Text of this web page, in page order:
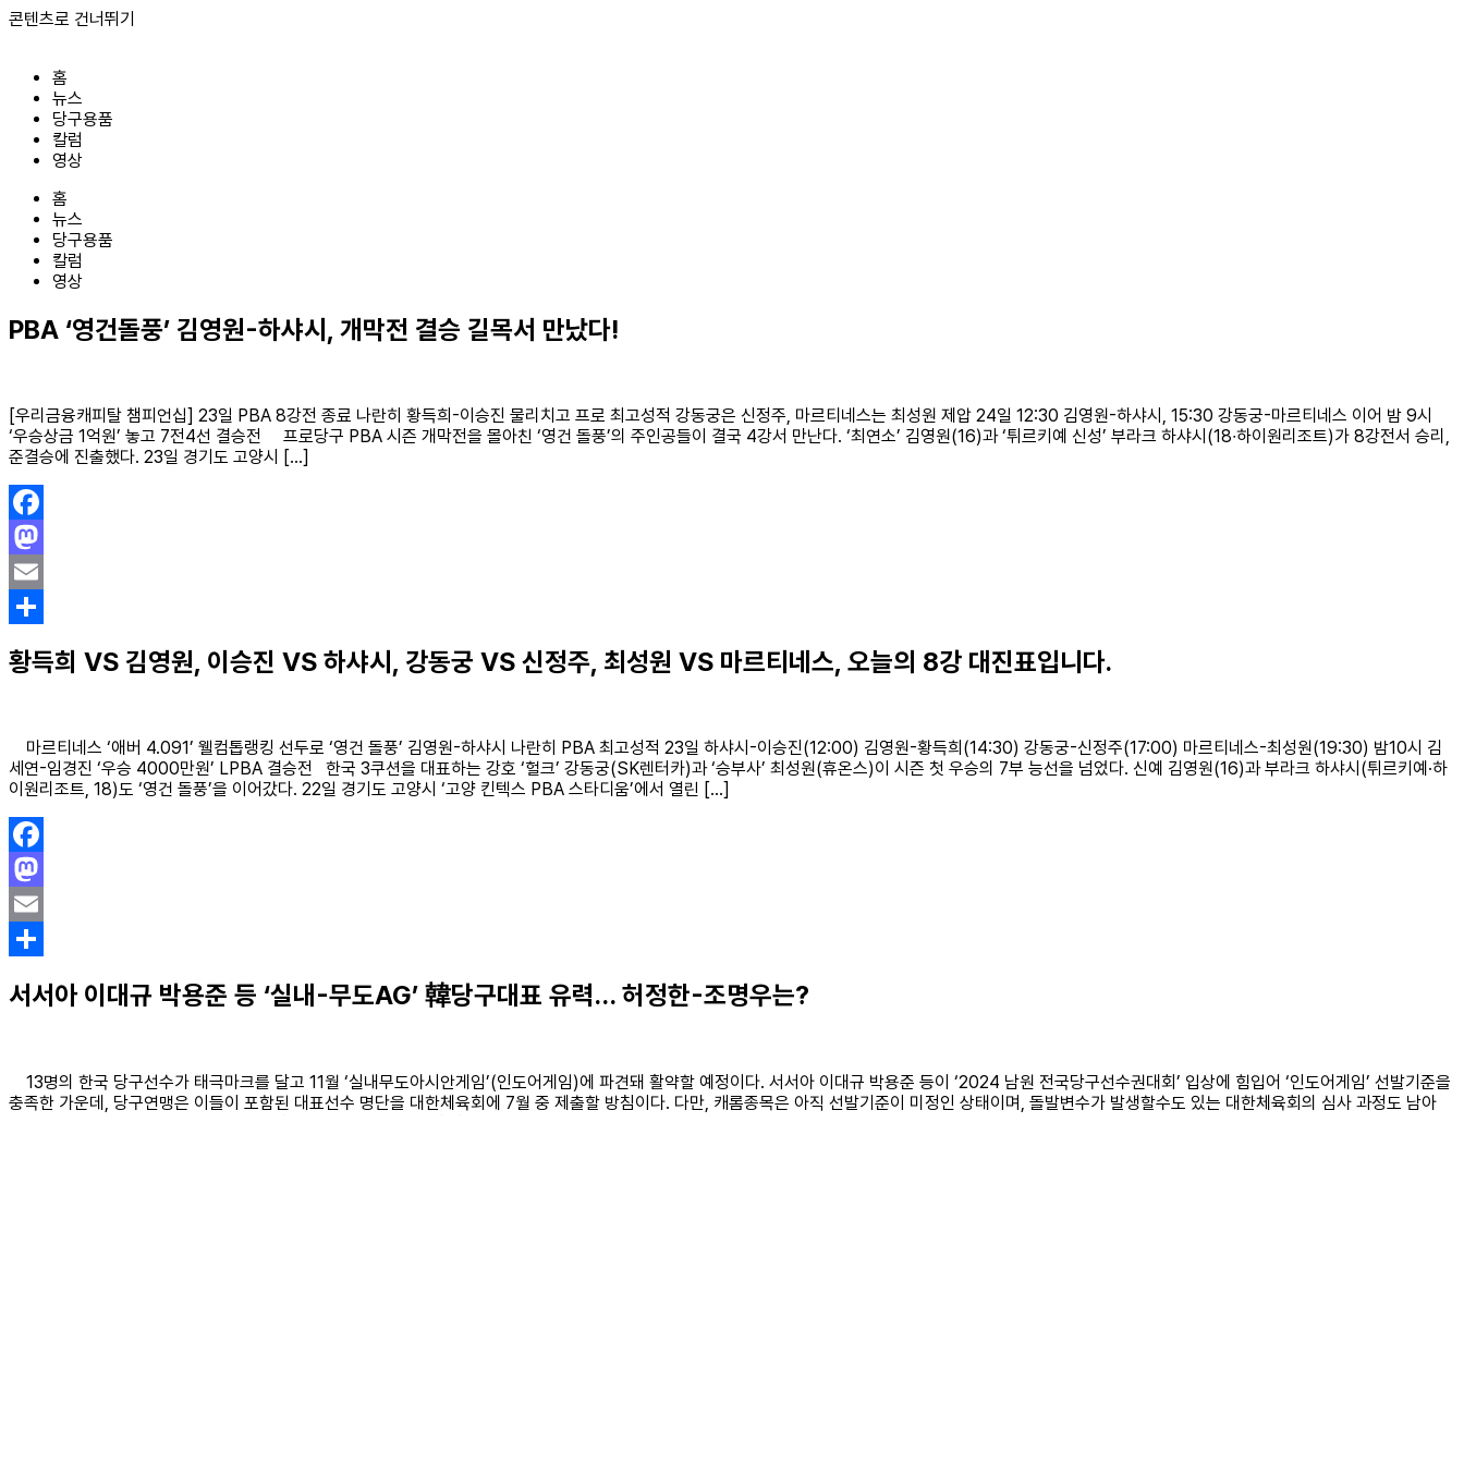
콘텐츠로 건너뛰기
홈
뉴스
당구용품
칼럼
영상
홈
뉴스
당구용품
칼럼
영상
PBA ‘영건돌풍’ 김영원-하샤시, 개막전 결승 길목서 만났다!
[우리금융캐피탈 챔피언십] 23일 PBA 8강전 종료 나란히 황득희-이승진 물리치고 프로 최고성적 강동궁은 신정주, 마르티네스는 최성원 제압 24일 12:30 김영원-하샤시, 15:30 강동궁-마르티네스 이어 밤 9시
‘우승상금 1억원’ 놓고 7전4선 결승전 프로당구 PBA 시즌 개막전을 몰아친 ‘영건 돌풍’의 주인공들이 결국 4강서 만난다. ‘최연소’ 김영원(16)과 ‘튀르키예 신성’ 부라크 하샤시(18∙하이원리조트)가 8강전서 승리,
준결승에 진출했다. 23일 경기도 고양시 […]
Facebook
Mastodon
Email
황득희 VS 김영원, 이승진 VS 하샤시, 강동궁 VS 신정주, 최성원 VS 마르티네스, 오늘의 8강 대진표입니다.
마르티네스 ‘애버 4.091’ 웰컴톱랭킹 선두로 ‘영건 돌풍’ 김영원-하샤시 나란히 PBA 최고성적 23일 하샤시-이승진(12:00) 김영원-황득희(14:30) 강동궁-신정주(17:00) 마르티네스-최성원(19:30) 밤10시 김
세연-임경진 ‘우승 4000만원’ LPBA 결승전 한국 3쿠션을 대표하는 강호 ‘헐크’ 강동궁(SK렌터카)과 ‘승부사’ 최성원(휴온스)이 시즌 첫 우승의 7부 능선을 넘었다. 신예 김영원(16)과 부라크 하샤시(튀르키예·하
이원리조트, 18)도 ‘영건 돌풍’을 이어갔다. 22일 경기도 고양시 ‘고양 킨텍스 PBA 스타디움’에서 열린 […]
Facebook
Mastodon
Email
서서아 이대규 박용준 등 ‘실내-무도AG’ 韓당구대표 유력… 허정한-조명우는?
13명의 한국 당구선수가 태극마크를 달고 11월 ‘실내무도아시안게임’(인도어게임)에 파견돼 활약할 예정이다. 서서아 이대규 박용준 등이 ‘2024 남원 전국당구선수권대회’ 입상에 힘입어 ‘인도어게임’ 선발기준을
충족한 가운데, 당구연맹은 이들이 포함된 대표선수 명단을 대한체육회에 7월 중 제출할 방침이다. 다만, 캐롬종목은 아직 선발기준이 미정인 상태이며, 돌발변수가 발생할수도 있는 대한체육회의 심사 과정도 남아